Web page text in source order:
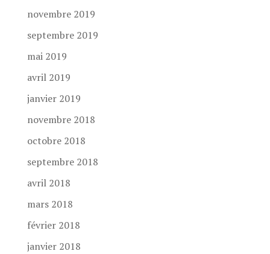
novembre 2019
septembre 2019
mai 2019
avril 2019
janvier 2019
novembre 2018
octobre 2018
septembre 2018
avril 2018
mars 2018
février 2018
janvier 2018